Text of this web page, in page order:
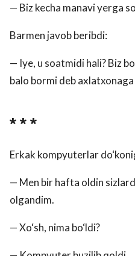
— Biz kecha manavi yerga
Barmen javob beribdi:
— Iye, u soatmidi hali? Biz
balo bormi deb
* * *
Erkak kompyuterlar
— Men bir hafta oldin
olgandim.
— Xo‘sh, nima bo‘ldi?